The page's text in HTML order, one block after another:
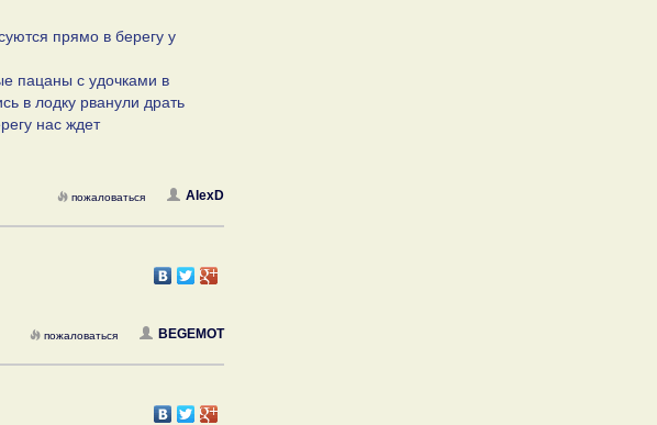
прямо в берегу у
пацаны с удочками в
в лодку рванули драть
нас ждет
AlexD
пожаловаться
BEGEMOT
пожаловаться